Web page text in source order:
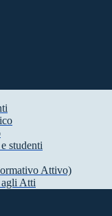
studenti
Attivo)
agli Atti